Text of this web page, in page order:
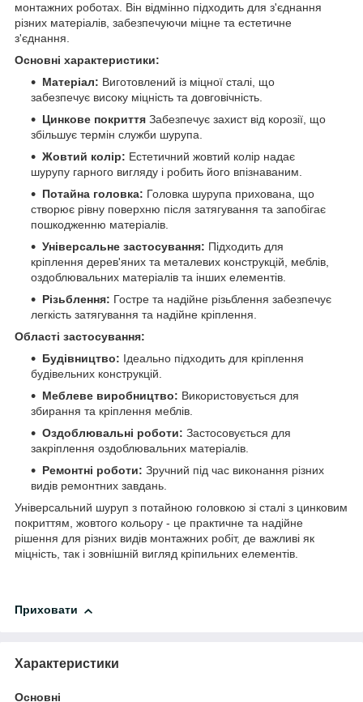
монтажних роботах. Він відмінно підходить для з'єднання
різних матеріалів, забезпечуючи міцне та естетичне
з'єднання.
Основні характеристики:
Матеріал: Виготовлений із міцної сталі, що
забезпечує високу міцність та довговічність.
Цинкове покриття Забезпечує захист від корозії, що
збільшує термін служби шурупа.
Жовтий колір: Естетичний жовтий колір надає
шурупу гарного вигляду і робить його впізнаваним.
Потайна головка: Головка шурупа прихована, що
створює рівну поверхню після затягування та запобігає
пошкодженню матеріалів.
Універсальне застосування: Підходить для
кріплення дерев'яних та металевих конструкцій, меблів,
оздоблювальних матеріалів та інших елементів.
Різьблення: Гостре та надійне різьблення забезпечує
легкість затягування та надійне кріплення.
Області застосування:
Будівництво: Ідеально підходить для кріплення
будівельних конструкцій.
Меблеве виробництво: Використовується для
збирання та кріплення меблів.
Оздоблювальні роботи: Застосовується для
закріплення оздоблювальних матеріалів.
Ремонтні роботи: Зручний під час виконання різних
видів ремонтних завдань.
Універсальний шуруп з потайною головкою зі сталі з цинковим
покриттям, жовтого кольору - це практичне та надійне
рішення для різних видів монтажних робіт, де важливі як
міцність, так і зовнішній вигляд кріпильних елементів.
Приховати
Характеристики
Основні